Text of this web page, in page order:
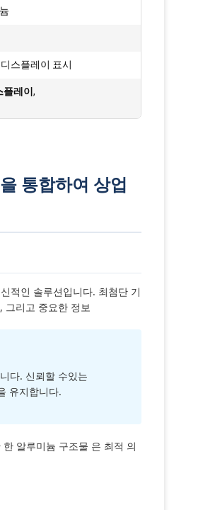
디스플레이 표시
레이 ,
통합하여 상업
적인 솔루션입니다. 최첨단 기
그리고 중요한 정보
다. 신뢰할 수있는
유지합니다.
알루미늄 구조물 은 최적 의